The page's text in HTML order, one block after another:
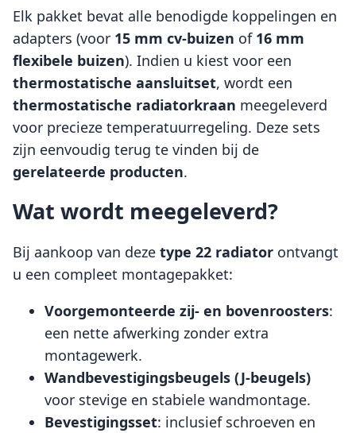
Elk pakket bevat alle benodigde koppelingen en
adapters (voor 15 mm cv-buizen of 16 mm
flexibele buizen). Indien u kiest voor een
thermostatische aansluitset, wordt een
thermostatische radiatorkraan meegeleverd
voor precieze temperatuurregeling. Deze sets
zijn eenvoudig terug te vinden bij de
gerelateerde producten.
Wat wordt meegeleverd?
Bij aankoop van deze type 22 radiator ontvangt
u een compleet montagepakket:
Voorgemonteerde zij- en bovenroosters:
een nette afwerking zonder extra
montagewerk.
Wandbevestigingsbeugels (J-beugels)
voor stevige en stabiele wandmontage.
Bevestigingsset: inclusief schroeven en